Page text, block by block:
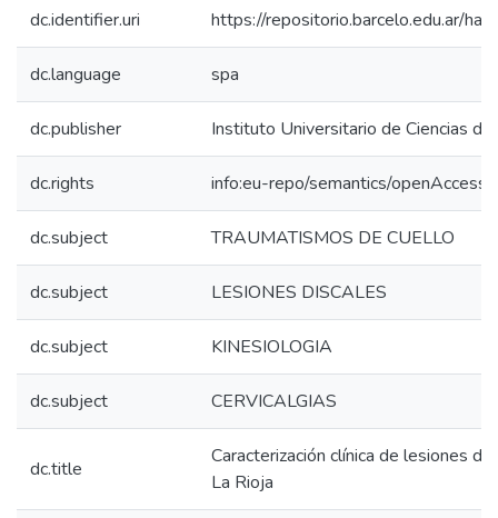
dc.identifier.uri https://repositorio.barcelo.edu.ar/
dc.language spa
dc.publisher Instituto Universitario de Ciencias
dc.rights info:eu-repo/semantics/openAccess
dc.subject TRAUMATISMOS DE CUELLO
dc.subject LESIONES DISCALES
dc.subject KINESIOLOGIA
dc.subject CERVICALGIAS
dc.title
Caracterización clínica de lesiones
La Rioja